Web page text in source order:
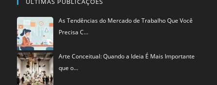
As Tendências do Mercado de Trabalho Que Você
Precisa C…
Arte Conceitual: Quando a Ideia É Mais Importante
que o…